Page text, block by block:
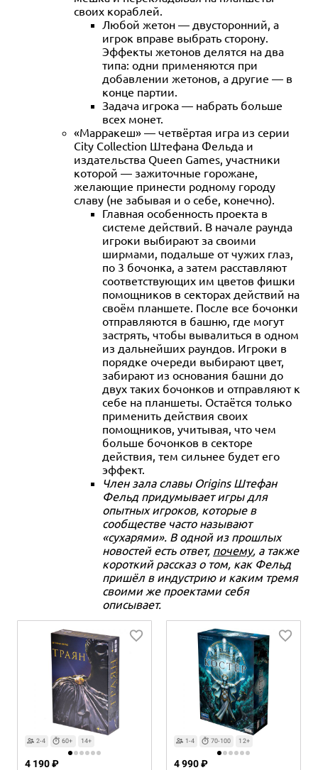
своих кораблей.
Любой жетон — двусторонний, а
игрок вправе выбрать сторону.
Эффекты жетонов делятся на два
типа: одни применяются при
добавлении жетонов, а другие — в
конце партии.
Задача игрока — набрать больше
всех монет.
«Марракеш» — четвёртая игра из серии
City Collection Штефана Фельда и
издательства Queen Games, участники
которой — зажиточные горожане,
желающие принести родному городу
славу (не забывая и о себе, конечно).
Главная особенность проекта в
системе действий. В начале раунда
игроки выбирают за своими
ширмами, подальше от чужих глаз,
по 3 бочонка, а затем расставляют
соответствующих им цветов фишки
помощников в секторах действий на
своём планшете. После все бочонки
отправляются в башню, где могут
застрять, чтобы вывалиться в одном
из дальнейших раундов. Игроки в
порядке очереди выбирают цвет,
забирают из основания башни до
двух таких бочонков и отправляют к
себе на планшеты. Остаётся только
применить действия своих
помощников, учитывая, что чем
больше бочонков в секторе
действия, тем сильнее будет его
эффект.
Член зала славы Origins Штефан
Фельд придумывает игры для
опытных игроков, которые в
сообществе часто называют
«сухарями». В одной из прошлых
новостей есть ответ, почему, а также
короткий рассказ о том, как Фельд
пришёл в индустрию и каким тремя
своими же проектами себя
описывает.
2-4 60+ 14+
4 190 ₽
1-4 70-100 12+
4 990 ₽